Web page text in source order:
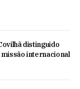
distinguido
internacional